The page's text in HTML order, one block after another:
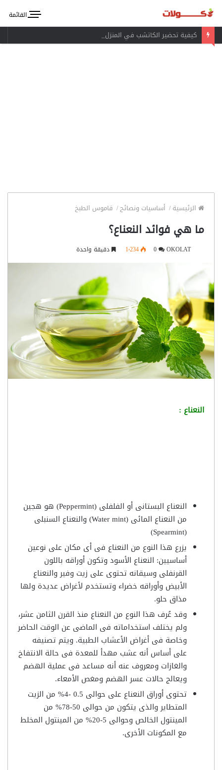
القائمة
كيفية تحضير الكاتشب في المنزل
الرئيسية/ أساسيات ونصائح/ قاموس الطبخ
ما هي فوائد النعناع؟
OKOLAT 1٬234 دقيقة واحدة
النعناع :
النعناع البستانى أو الفلفلى (Peppermint) هو هجين
من النعناع المائى (Water mint) والنعناع السنبلى
(Spearmint)
يزرع هذا النوع من النعناع فى أى مكان على نوعين
أساسيين: النعناع الأسود وتكون أوراقه باللون
القرنفلى وسيقانه تحتوى على زيت وفير والنعناع
الأبيض وأوراقه خضراء وتستخدم لأغراض عديدة ولها
مذاق حلو.
وقد عُرف هذا النوع من النعناع منذ القرن الثامن عشر،
ولم يختلف استخداماته فى الماضى عن الوقت الحاضر
وخاصة فى أغراض الأعشاب الطبية. ويتم تصنيفه
على أساس أنه عشب مهدأ للمعدة فى حالة الانتفاخ
والغازات ومعروف عنه أنه مساعد فى عملية الهضم
ويعالج حالات عسر الهضم ومغص الأمعاء.
تحتوى أوراق النعناع على حوالى 0.5 -4% من الزيت
المتطاير والذى يتكون من حوالى 50-78% من
المينتول الخالص وحوالى 5-20% من المينتول المخلط
مع المكونات الأخرى.